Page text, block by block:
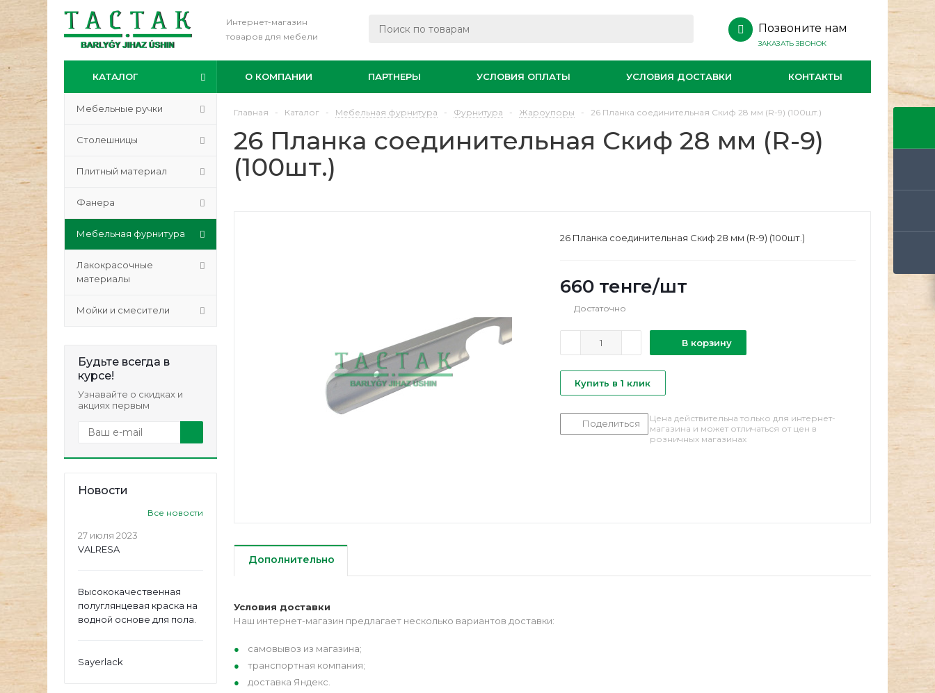
Интернет-магазин
товаров для мебели
Позвоните нам
ЗАКАЗАТЬ ЗВОНОК
КАТАЛОГ О КОМПАНИИ ПАРТНЕРЫ УСЛОВИЯ ОПЛАТЫ УСЛОВИЯ ДОСТАВКИ КОНТАКТЫ
Мебельные ручки
Столешницы
Плитный материал
Фанера
Мебельная фурнитура
Лакокрасочные
материалы
Мойки и смесители
Будьте всегда в
курсе!
Узнавайте о скидках и
акциях первым
Новости
Все новости
27 июля 2023
VALRESA
Высококачественная
полуглянцевая краска на
водной основе для пола.
Sayerlack
Главная - Каталог - Мебельная фурнитура - Фурнитура - Жароупоры - 26 Планка соединительная Скиф 28 мм (R-9) (100шт.)
26 Планка соединительная Скиф 28 мм (R-9)
(100шт.)
26 Планка соединительная Скиф 28 мм (R-9) (100шт.)
660 тенге/шт
Достаточно
В корзину
Купить в 1 клик
Поделиться
Цена действительна только для интернет-
магазина и может отличаться от цен в
розничных магазинах
Дополнительно
Условия доставки
Наш интернет-магазин предлагает несколько вариантов доставки:
самовывоз из магазина;
транспортная компания;
доставка Яндекс.